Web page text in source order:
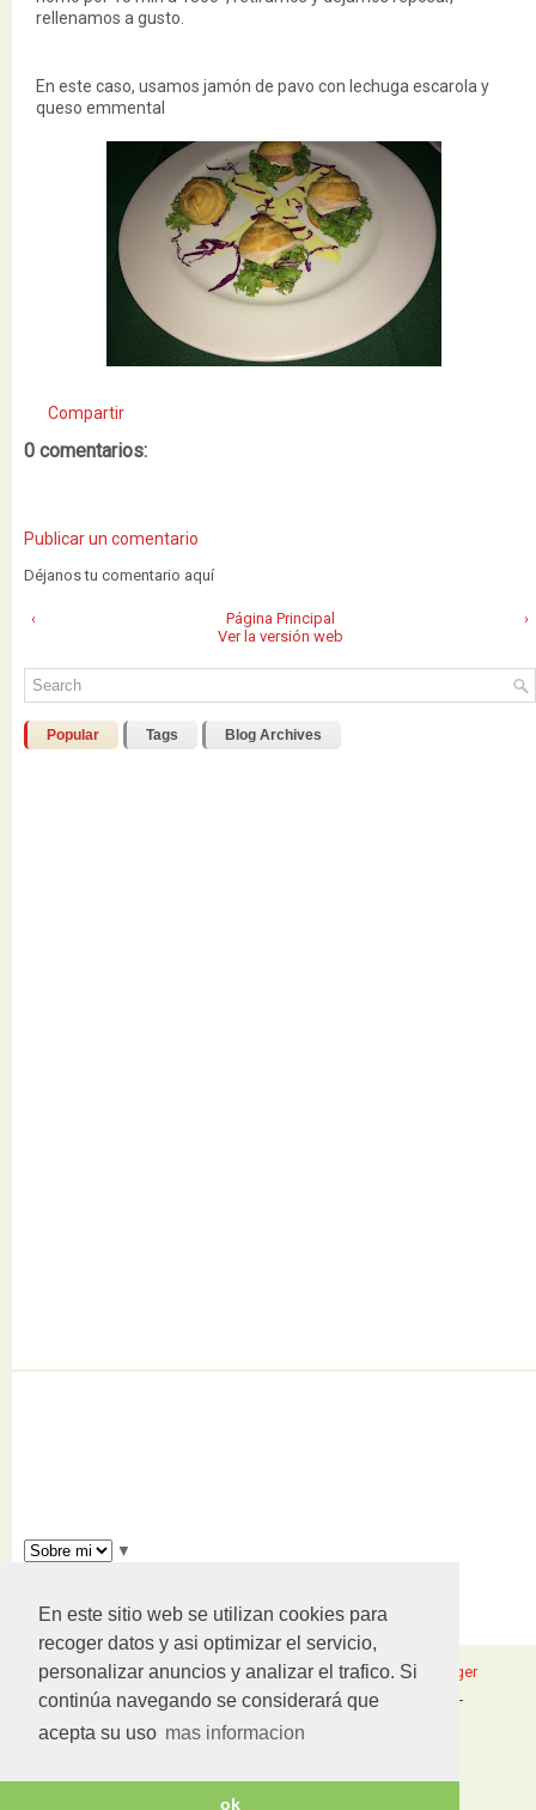
En este sitio web se utilizan cookies para
recoger datos y asi optimizar el servicio,
personalizar anuncios y analizar el trafico. Si
continúa navegando se considerará que
acepta su uso mas informacion
ok
rellenamos a gusto.
En este caso, usamos jamón de pavo con lechuga escarola y
queso emmental
Compartir
0 comentarios:
Publicar un comentario
Déjanos tu comentario aquí
‹ ›
Página Principal
Ver la versión web
Popular Tags Blog Archives
▼
Copyright ©2026Alta gastronomia| Powered by Blogger
Design byNewWpThemes| Blogger Theme by
-
PremiumBloggerTemplates.com
NewBloggerThemes.com